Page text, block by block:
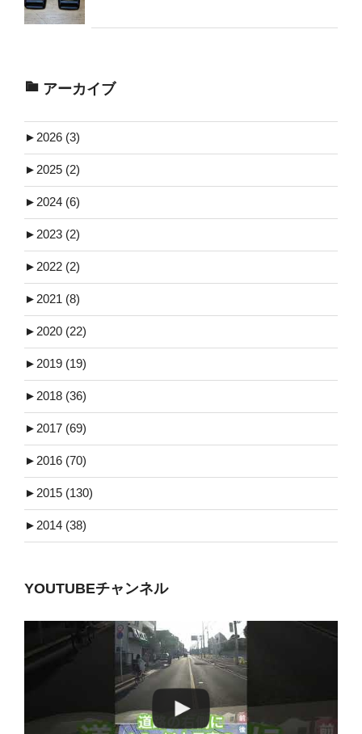
アーカイブ
► 2026 (3)
► 2025 (2)
► 2024 (6)
► 2023 (2)
► 2022 (2)
► 2021 (8)
► 2020 (22)
► 2019 (19)
► 2018 (36)
► 2017 (69)
► 2016 (70)
► 2015 (130)
► 2014 (38)
YOUTUBEチャンネル